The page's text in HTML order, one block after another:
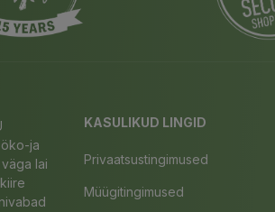
ja
lai
KASULIKUD LINGID
Privaatsustingimused
Müügitingimused